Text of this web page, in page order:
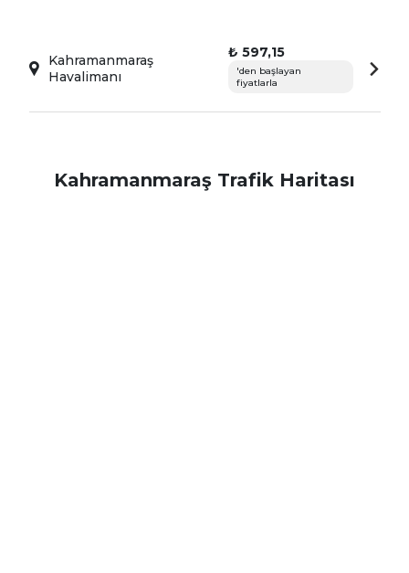
Kahramanmaraş
Havalimanı
₺ 597,15
'den başlayan
fiyatlarla
Kahramanmaraş Trafik Haritası